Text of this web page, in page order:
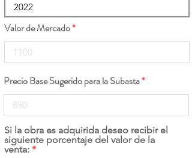
Valor de Mercado
Precio Base Sugerido para la Subasta
Si la obra es adquirida deseo recibir el
siguiente porcentaje del valor de la
venta: